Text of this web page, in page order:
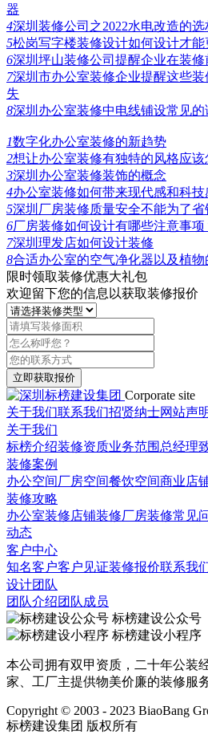
器
4深圳装修公司之2022水电改造的
5松岗写字楼装修设计如何设计才能
6深圳坪山装修公司提醒企业在装
7深圳市办公室装修企业提醒这些
失
8深圳办公室装修中电线铺设常见
1数字化办公室装修的新趋势
2想让办公室装修有独特的风格应该
3深圳办公室装修装饰的概念
4办公室装修如何带来现代感和科技
5深圳厂房装修质量安全不能为了省
6厂房装修如何设计有哪些注意事项
7深圳理发店如何设计装修
8合适办公室的空气净化器以及植物
限时领取装修优惠大礼包
欢迎留下您的信息以获取装修报价
立即获取报价
Corporate site
关于我们联系我们招贤纳士网站声
关于我们
标榜介绍装修资质业务范围 总经理
装修案例
办公空间厂房空间餐饮空间商业店
装修攻略
办公室装修店铺装修厂房装修常见
动态
客户中心
知名客户客户见证装修报价联系我
设计团队
团队介绍团队成员
标榜建设公众号
标榜建设小程序
本公司拥有双甲资质，二十年公装
家、工厂主提供物美价廉的装修服务
Copyright © 2003 - 2023 BiaoBang
标榜建设集团 版权所有